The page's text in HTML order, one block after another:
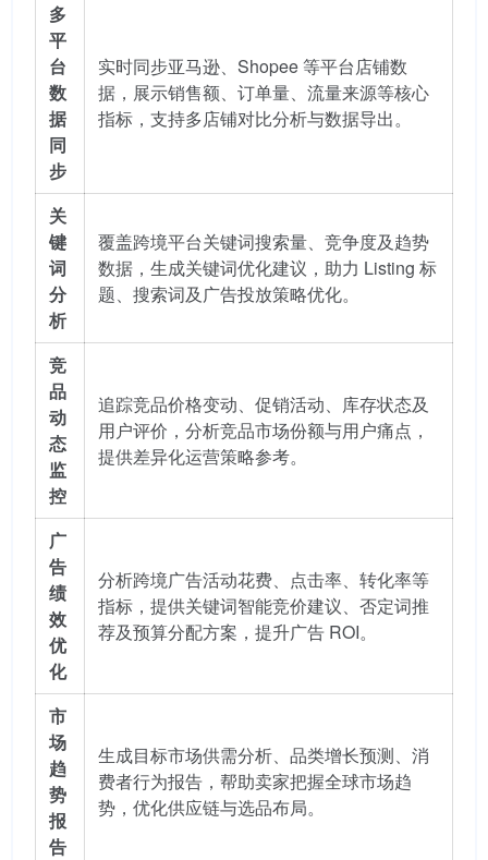
多
平
台
数
据
同
步
实时同步亚马逊、Shopee 等平台店铺数
据，展示销售额、订单量、流量来源等核心
指标，支持多店铺对比分析与数据导出。
关
键
词
分
析
覆盖跨境平台关键词搜索量、竞争度及趋势
数据，生成关键词优化建议，助力 Listing 标
题、搜索词及广告投放策略优化。
竞
品
动
态
监
控
追踪竞品价格变动、促销活动、库存状态及
用户评价，分析竞品市场份额与用户痛点，
提供差异化运营策略参考。
广
告
绩
效
优
化
分析跨境广告活动花费、点击率、转化率等
指标，提供关键词智能竞价建议、否定词推
荐及预算分配方案，提升广告 ROI。
市
场
趋
势
报
告
生成目标市场供需分析、品类增长预测、消
费者行为报告，帮助卖家把握全球市场趋
势，优化供应链与选品布局。